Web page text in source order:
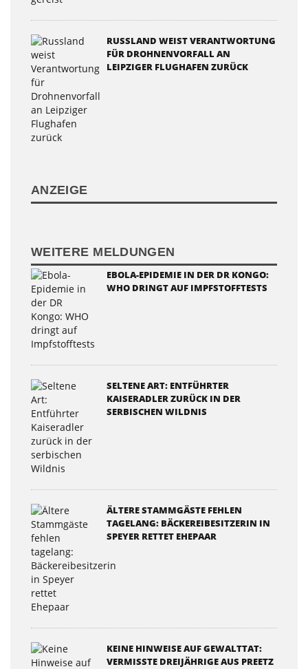
RUSSLAND WEIST VERANTWORTUNG
FÜR DROHNENVORFALL AN
LEIPZIGER FLUGHAFEN ZURÜCK
ANZEIGE
WEITERE MELDUNGEN
EBOLA-EPIDEMIE IN DER DR KONGO:
WHO DRINGT AUF IMPFSTOFFTESTS
SELTENE ART: ENTFÜHRTER
KAISERADLER ZURÜCK IN DER
SERBISCHEN WILDNIS
ÄLTERE STAMMGÄSTE FEHLEN
TAGELANG: BÄCKEREIBESITZERIN IN
SPEYER RETTET EHEPAAR
KEINE HINWEISE AUF GEWALTTAT:
VERMISSTE DREIJÄHRIGE AUS PREETZ